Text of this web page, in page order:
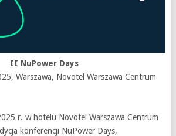
II NuPower Days
Warszawa, Novotel Warszawa Centrum
r. w hotelu Novotel Warszawa Centrum
konferencji NuPower Days,